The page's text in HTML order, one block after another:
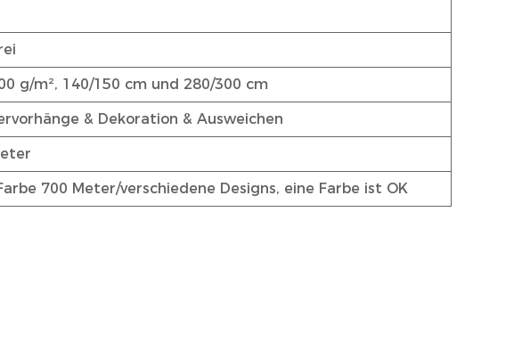
g/m², 140/150 cm und 280/300 cm
& Dekoration & Ausweichen
700 Meter/verschiedene Designs, eine Farbe ist OK